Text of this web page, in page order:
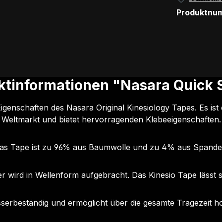
"Nasara Quick
des Nasara Original Kinesiology Tapes. Es
Weltmarkt und bietet hervorragenden Klebeeigenschaften.
Tape ist zu 96% aus Baumwolle und zu 4% aus
in Wellenform aufgebracht. Das Kinesio Tape lässt
und ermöglicht über die gesamte Tragezeit